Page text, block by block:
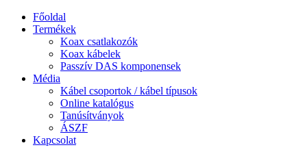
Ugrás
tartalomhoz
Főoldal
Termékek
Koax csatlakozók
Koax kábelek
Passzív DAS komponensek
Média
Kábel csoportok / kábel típusok
Online katalógus
Tanúsítványok
ÁSZF
Kapcsolat